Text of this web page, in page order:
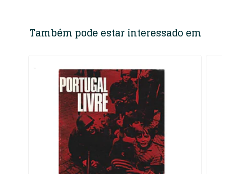
Também pode estar interessado em